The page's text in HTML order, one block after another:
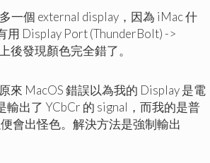
一個 external display，因為 iMac 什
用 Display Port (ThunderBolt) ->
後發現顏色完全錯了。
來 MacOS 錯誤以為我的 Display 是電
輸出了 YCbCr 的 signal，而我的是普
會出怪色。解決方法是強制輸出